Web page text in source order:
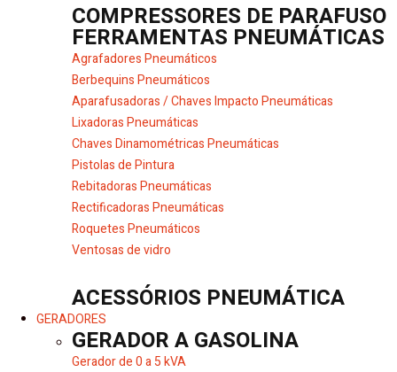
COMPRESSORES DE PARAFUSO
FERRAMENTAS PNEUMÁTICAS
Agrafadores Pneumáticos
Berbequins Pneumáticos
Aparafusadoras / Chaves Impacto Pneumáticas
Lixadoras Pneumáticas
Chaves Dinamométricas Pneumáticas
Pistolas de Pintura
Rebitadoras Pneumáticas
Rectificadoras Pneumáticas
Roquetes Pneumáticos
Ventosas de vidro
ACESSÓRIOS PNEUMÁTICA
GERADORES
GERADOR A GASOLINA
Gerador de 0 a 5 kVA